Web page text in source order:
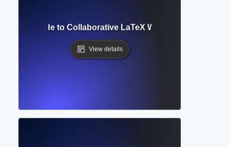
Guide to Collaborative LaTeX Writing and
View details